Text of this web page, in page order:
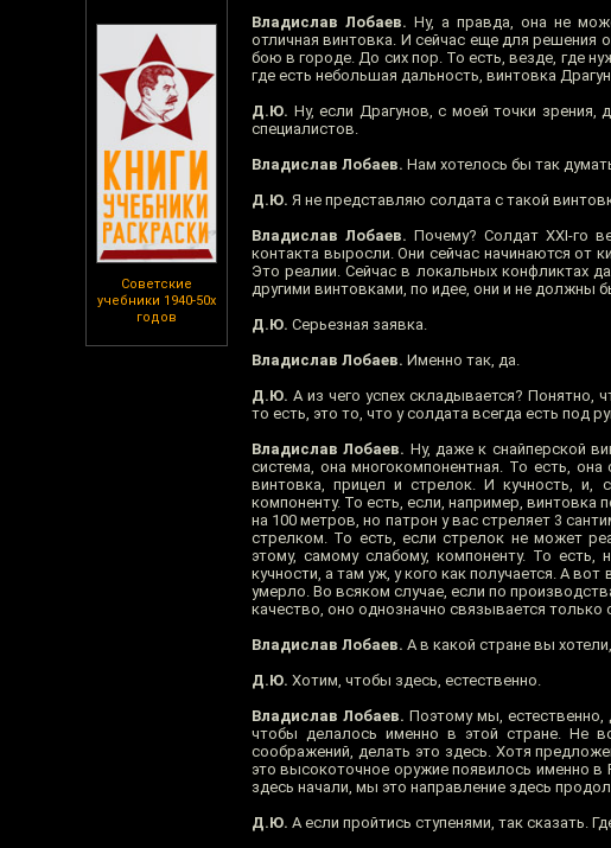
Советские
учебники 1940-50х
годов
Владислав Лобаев. Ну, а правда, она не
отличная винтовка. И сейчас еще для решения
бою в городе. До сих пор. То есть, везде, где
где есть небольшая дальность, винтовка
Д.Ю. Ну, если Драгунов, с моей точки
специалистов.
Владислав Лобаев. Нам хотелось бы так
Д.Ю. Я не представляю солдата с такой
Владислав Лобаев. Почему? Солдат XXI-го
контакта выросли. Они сейчас начинаются от
Это реалии. Сейчас в локальных конфликтах
другими винтовками, по идее, они и не должны
Д.Ю. Серьезная заявка.
Владислав Лобаев. Именно так, да.
Д.Ю. А из чего успех складывается? Понятно,
то есть, это то, что у солдата всегда есть под
Владислав Лобаев. Ну, даже к снайперской
система, она многокомпонентная. То есть,
винтовка, прицел и стрелок. И кучность, и,
компоненту. То есть, если, например,
на 100 метров, но патрон у вас стреляет 3
стрелком. То есть, если стрелок не может
этому, самому слабому, компоненту. То
кучности, а там уж, у кого как получается. А
умерло. Во всяком случае, если по
качество, оно однозначно связывается
Владислав Лобаев. А в какой стране вы
Д.Ю. Хотим, чтобы здесь, естественно.
Владислав Лобаев. Поэтому мы, естественно,
чтобы делалось именно в этой стране. Не
соображений, делать это здесь. Хотя
это высокоточное оружие появилось именно в
здесь начали, мы это направление здесь
Д.Ю. А если пройтись ступенями, так сказать.